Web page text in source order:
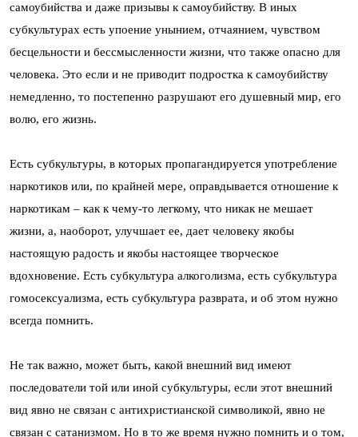
самоубийства и даже призывы к самоубийству. В иных
субкультурах есть упоение унынием, отчаянием, чувством
бесцельности и бессмысленности жизни, что также опасно для
человека. Это если и не приводит подростка к самоубийству
немедленно, то постепенно разрушают его душевный мир, его
волю, его жизнь.
Есть субкультуры, в которых пропагандируется употребление
наркотиков или, по крайней мере, оправдывается отношение к
наркотикам – как к чему-то легкому, что никак не мешает
жизни, а, наоборот, улучшает ее, дает человеку якобы
настоящую радость и якобы настоящее творческое
вдохновение. Есть субкультура алкоголизма, есть субкультура
гомосексуализма, есть субкультура разврата, и об этом нужно
всегда помнить.
Не так важно, может быть, какой внешний вид имеют
последователи той или иной субкультуры, если этот внешний
вид явно не связан с антихристианской символикой, явно не
связан с сатанизмом. Но в то же время нужно помнить и о том,